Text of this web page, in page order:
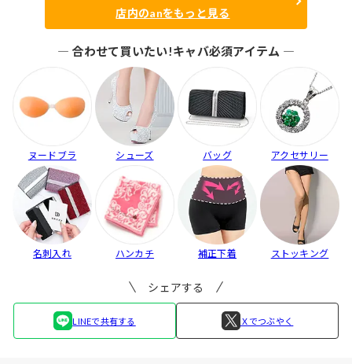
店内のanをもっと見る
― 合わせて買いたい!キャバ必須アイテム ―
ヌードブラ シューズ バッグ アクセサリー
名刺入れ ハンカチ 補正下着 ストッキング
シェアする
LINEで共有する Ｘでつぶやく